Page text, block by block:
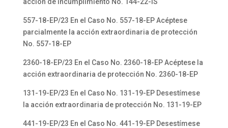
557-18-EP/23 En el Caso No. 557-18-EP Acéptese
parcialmente la acción extraordinaria de protección
No. 557-18-EP
2360-18-EP/23 En el Caso No. 2360-18-EP Acéptese la
acción extraordinaria de protección No. 2360-18-EP
131-19-EP/23 En el Caso No. 131-19-EP Desestímese
la acción extraordinaria de protección No. 131-19-EP
441-19-EP/23 En el Caso No. 441-19-EP Desestímese